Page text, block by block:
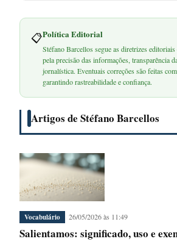
📋Política Editorial
Stéfano Barcellos segue as diretrizes
pela precisão das informações, transparência
jornalística. Eventuais correções são feitas
garantindo rastreabilidade e confiança.
Artigos de Stéfano Barcellos
Vocabulário 26/05/2026 às 11:49
Salientamos: significado, uso e